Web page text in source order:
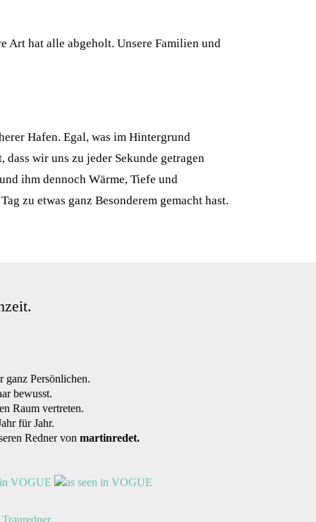
Art hat alle abgeholt. Unsere Familien und
Hafen. Egal, was im Hintergrund
wir uns zu jeder Sekunde getragen
ihm dennoch Wärme, Tiefe und
zu etwas ganz Besonderem gemacht hast.
ganz Persönlichen.
bewusst.
Raum vertreten.
für Jahr.
Redner von martinredet.